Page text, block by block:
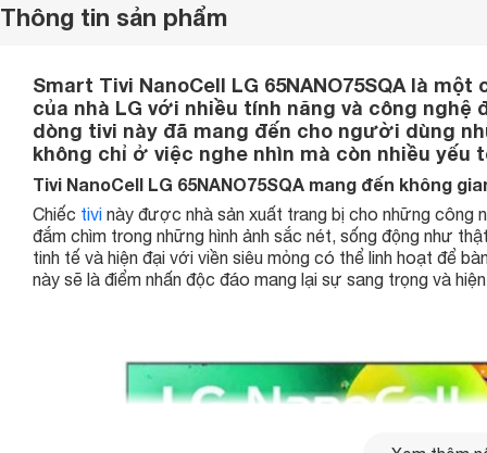
Thông tin sản phẩm
Smart Tivi NanoCell LG 65NANO75SQA là
của nhà LG với nhiều tính năng và công
dòng tivi này đã mang đến cho người dùng
không chỉ ở việc nghe nhìn mà còn nhiều yếu
Tivi NanoCell LG 65NANO75SQA mang đến không
Chiếc tivi này được nhà sản xuất trang bị cho những công
đắm chìm trong những hình ảnh sắc nét, sống động như
tinh tế và hiện đại với viền siêu mỏng có thể linh hoạt để
này sẽ là điểm nhấn độc đáo mang lại sự sang trọng và